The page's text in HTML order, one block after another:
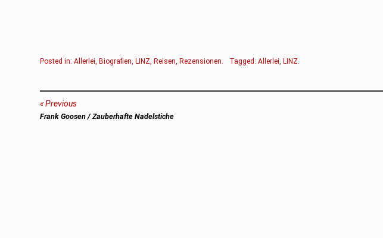
Posted in:Allerlei ,Biografien ,LINZ ,Reisen ,Rezensionen Tagged:Allerlei ,LINZ
Beitragsnavigation
Previous
Previous
Frank Goosen / Zauberhafte Nadelstiche